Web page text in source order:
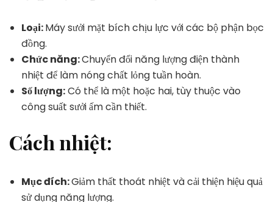
Loại:Máy sưởi mặt bích chịu lực với các bộ phận bọc
đồng.
Chức năng:Chuyển đổi năng lượng điện thành
nhiệt để làm nóng chất lỏng tuần hoàn.
Số lượng:Có thể là một hoặc hai, tùy thuộc vào
công suất sưởi ấm cần thiết.
Cách nhiệt:
Mục đích:Giảm thất thoát nhiệt và cải thiện hiệu quả
sử dụng năng lượng.